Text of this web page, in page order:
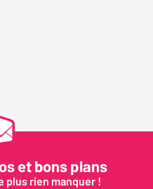
et bons plans
plus rien manquer !